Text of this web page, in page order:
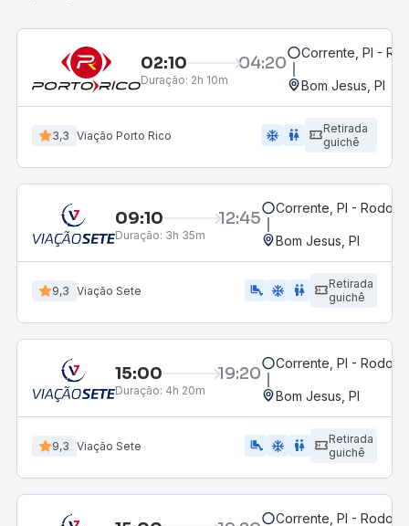
02:10 04:20
Duração: 2h 10m
Corrente, PI -
Bom Jesus, PI
3,3 Viação Porto Rico ac_unit wc
Retirada
guichê
09:10 12:45
Duração: 3h 35m
Corrente, PI -
Bom Jesus, PI
9,3 Viação Sete airline_seat_legroom_extra ac_unit WC
Retirada
guichê
15:00 19:20
Duração: 4h 20m
Corrente, PI -
Bom Jesus, PI
9,3 Viação Sete airline_seat_legroom_extra ac_unit WC
Retirada
guichê
Corrente, PI -